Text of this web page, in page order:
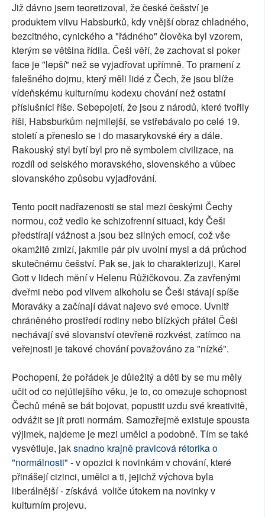
Již dávno jsem teoretizoval, že české češství je
produktem vlivu Habsburků, kdy vnější obraz chladného,
bezcitného, cynického a "řádného" člověka byl vzorem,
kterým se většina řídila. Češi věří, že zachovat si poker
face je "lepší" než se vyjadřovat upřímně. To pramení z
falešného dojmu, který měli lidé z Čech, že jsou blíže
vídeňskému kulturnímu kodexu chování než ostatní
příslušníci říše. Sebepojetí, že jsou z národů, které tvořily
říši, Habsburkům nejmilejší, se vstřebávalo po celé 19.
století a přeneslo se i do masarykovské éry a dále.
Rakouský styl bytí byl pro ně symbolem civilizace, na
rozdíl od selského moravského, slovenského a vůbec
slovanského způsobu vyjadřování.
Tento pocit nadřazenosti se stal mezi českými Čechy
normou, což vedlo ke schizofrenní situaci, kdy Češi
předstírají vážnost a jsou bez silných emocí, což vše
okamžitě zmizí, jakmile pár piv uvolní mysl a dá průchod
skutečnému češství. Pak se, jak to charakterizuji, Karel
Gott v lidech mění v Helenu Růžičkovou. Za zavřenými
dveřmi nebo pod vlivem alkoholu se Češi stávají spíše
Moraváky a začínají dávat najevo své emoce. Uvnitř
chráněného prostředí rodiny nebo blízkých přátel Češi
nechávají své slovanství otevřeně rozkvést, zatímco na
veřejnosti je takové chování považováno za "nízké".
Pochopení, že pořádek je důležitý a děti by se mu měly
učit od co nejútlejšího věku, je to, co omezuje schopnost
Čechů méně se bát bojovat, popustit uzdu své kreativitě,
odvážit se jít proti normám. Samozřejmě existuje spousta
výjimek, najdeme je mezi umělci a podobně. Tím se také
vysvětluje, jaksnadno krajně pravicová rétorika o
"normálnosti" - v opozici k novinkám v chování, které
přinášejí cizinci, umělci a ti, jejichž výchova byla
liberálnější - získává voliče útokem na novinky v
kulturním projevu.